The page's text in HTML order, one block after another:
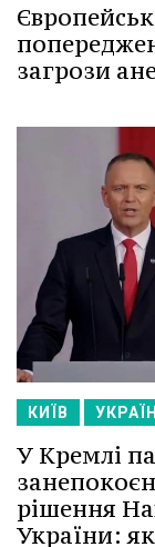
загрози
КИЇВ
У Кремлі
рішення
України: